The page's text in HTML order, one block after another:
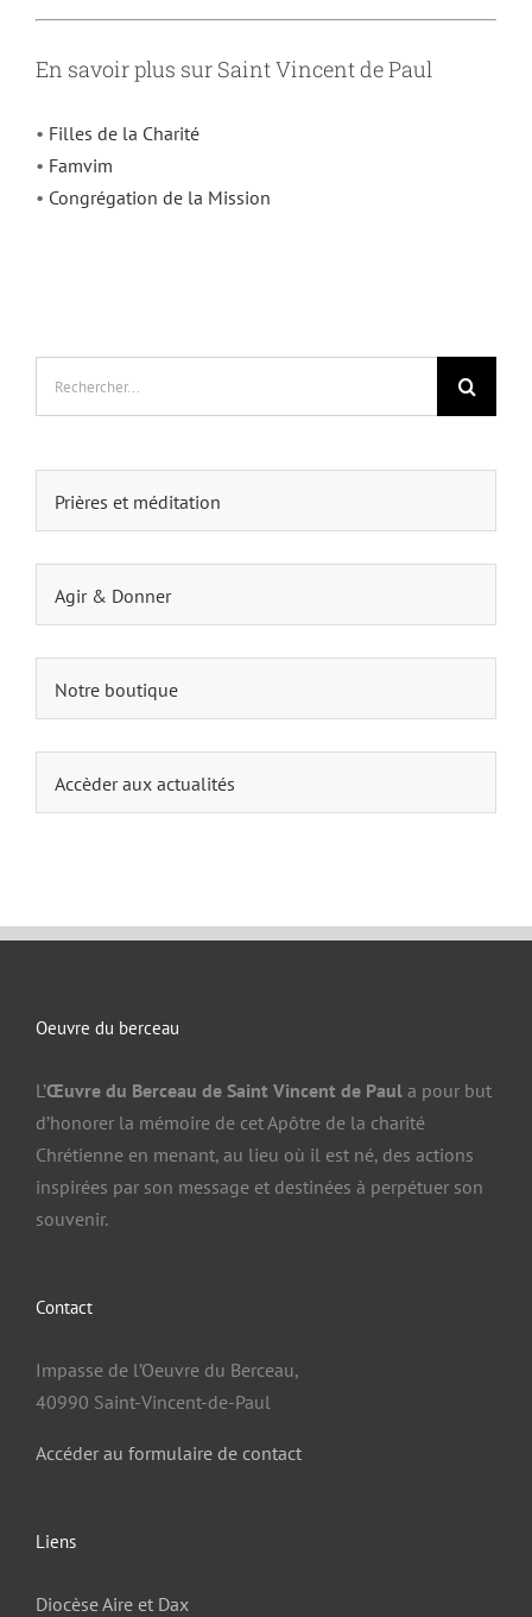
En savoir plus sur Saint Vincent de Paul
• Filles de la Charité
• Famvim
• Congrégation de la Mission
Prières et méditation
Agir & Donner
Notre boutique
Accèder aux actualités
Oeuvre du berceau
L’Œuvre du Berceau de Saint Vincent de Paul a pour but
d’honorer la mémoire de cet Apôtre de la charité
Chrétienne en menant, au lieu où il est né, des actions
inspirées par son message et destinées à perpétuer son
souvenir.
Contact
Impasse de l’Oeuvre du Berceau,
40990 Saint-Vincent-de-Paul
Accéder au formulaire de contact
Liens
Diocèse Aire et Dax